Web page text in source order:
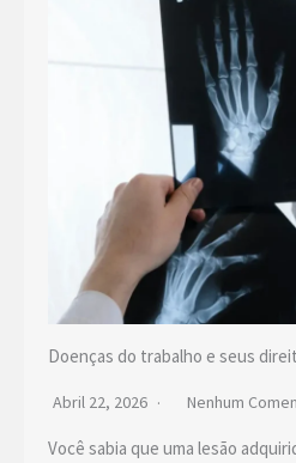
Doenças do trabalho e seus
Abril 22, 2026 Nenhum
Você sabia que uma lesão